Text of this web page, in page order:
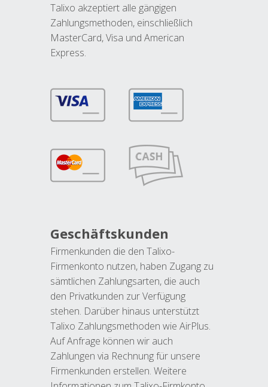
Talixo akzeptiert alle gängigen
Zahlungsmethoden, einschließlich
MasterCard, Visa und American
Express.
Geschäftskunden
Firmenkunden die den Talixo-
Firmenkonto nutzen, haben Zugang zu
sämtlichen Zahlungsarten, die auch
den Privatkunden zur Verfügung
stehen. Darüber hinaus unterstützt
Talixo Zahlungsmethoden wie AirPlus.
Auf Anfrage können wir auch
Zahlungen via Rechnung für unsere
Firmenkunden erstellen. Weitere